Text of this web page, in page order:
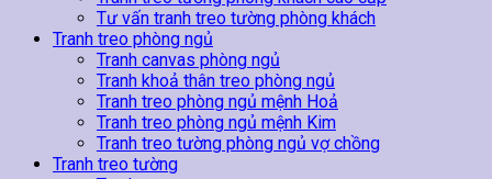
Tư vấn tranh treo tường phòng khách
Tranh treo phòng ngủ
Tranh canvas phòng ngủ
Tranh khoả thân treo phòng ngủ
Tranh treo phòng ngủ mệnh Hoả
Tranh treo phòng ngủ mệnh Kim
Tranh treo tường phòng ngủ vợ chồng
Tranh treo tường